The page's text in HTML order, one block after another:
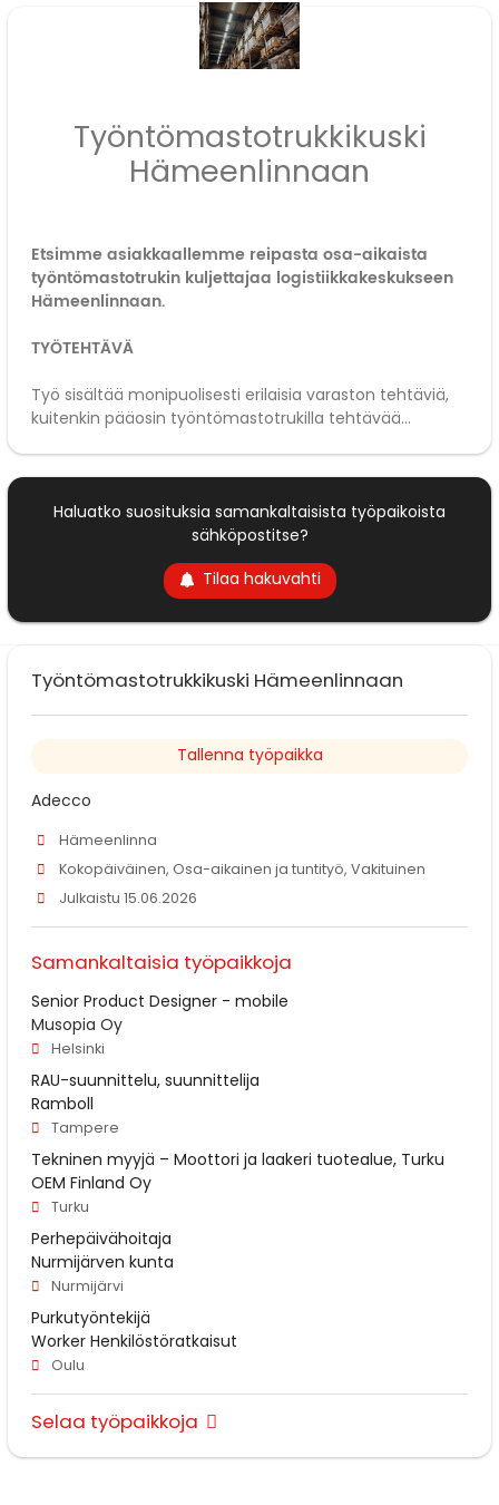
Työntömastotrukkikuski
Hämeenlinnaan
Etsimme asiakkaallemme reipasta osa-aikaista
työntömastotrukin kuljettajaa logistiikkakeskukseen
Hämeenlinnaan.
TYÖTEHTÄVÄ
Työ sisältää monipuolisesti erilaisia varaston tehtäviä,
kuitenkin pääosin työntömastotrukilla tehtävää...
Haluatko suosituksia samankaltaisista työpaikoista
sähköpostitse?
Tilaa hakuvahti
Työntömastotrukkikuski Hämeenlinnaan
Tallenna työpaikka
Adecco
Hämeenlinna
Kokopäiväinen, Osa-aikainen ja tuntityö, Vakituinen
Julkaistu 15.06.2026
Samankaltaisia työpaikkoja
Senior Product Designer - mobile
Musopia Oy
Helsinki
RAU-suunnittelu, suunnittelija
Ramboll
Tampere
Tekninen myyjä – Moottori ja laakeri tuotealue, Turku
OEM Finland Oy
Turku
Perhepäivähoitaja
Nurmijärven kunta
Nurmijärvi
Purkutyöntekijä
Worker Henkilöstöratkaisut
Oulu
Selaa työpaikkoja